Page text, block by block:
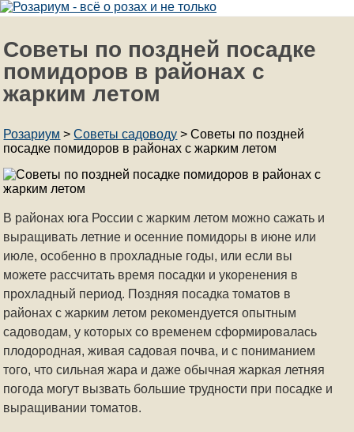
Советы по поздней посадке
помидоров в районах с
жарким летом
Розариум >Советы садоводу >Советы по поздней
посадке помидоров в районах с жарким летом
В районах юга России с жарким летом можно сажать и
выращивать летние и осенние помидоры в июне или
июле, особенно в прохладные годы, или если вы
можете рассчитать время посадки и укоренения в
прохладный период. Поздняя посадка томатов в
районах с жарким летом рекомендуется опытным
садоводам, у которых со временем сформировалась
плодородная, живая садовая почва, и с пониманием
того, что сильная жара и даже обычная жаркая летняя
погода могут вызвать большие трудности при посадке и
выращивании томатов.